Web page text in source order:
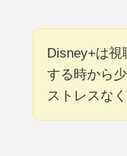
Disney+は
する時から
ストレスな